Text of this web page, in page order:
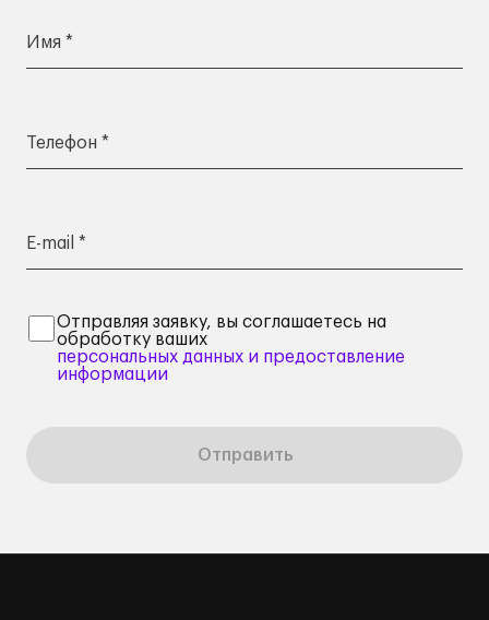
Имя *
Телефон *
E-mail *
Отправляя заявку, вы соглашаетесь на
обработку ваших
персональных данных и предоставление
информации
Отправить